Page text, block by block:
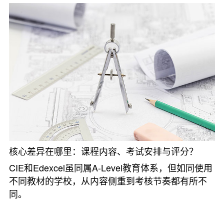
核心差异在哪里：课程内容、考试安排与评分？
CIE和Edexcel虽同属A-Level教育体系，但如同使用
不同教材的学校，从内容侧重到考核节奏都有所不
同。